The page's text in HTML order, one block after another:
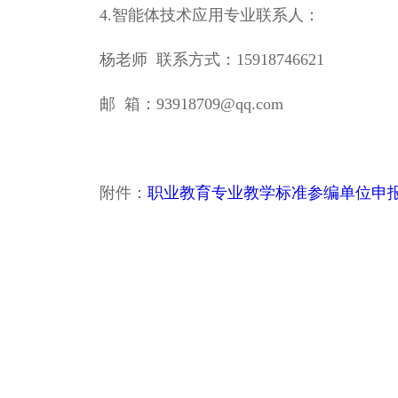
4.智能体技术应用专业联系人：
杨老师 联系方式：15918746621
邮 箱：93918709@qq.com
附件： 职业教育专业教学标准参编单位申